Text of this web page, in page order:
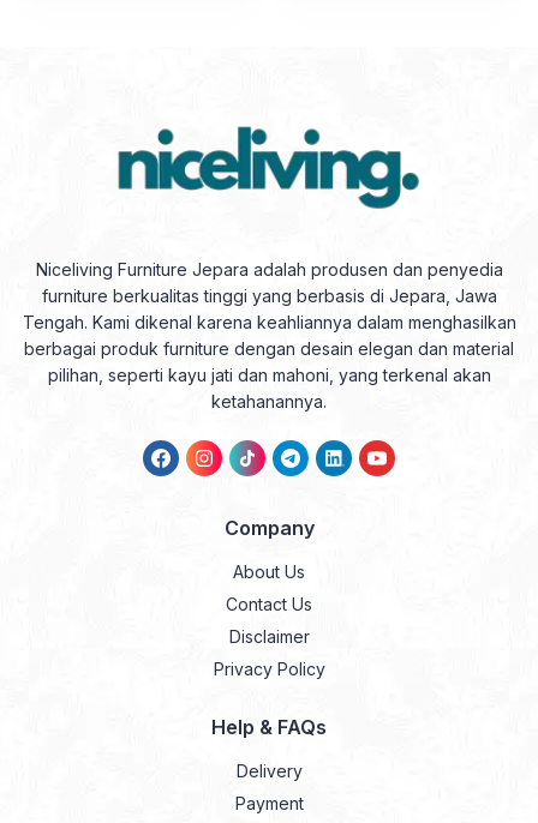
Niceliving Furniture Jepara adalah produsen dan penyedia
furniture berkualitas tinggi yang berbasis di Jepara, Jawa
Tengah. Kami dikenal karena keahliannya dalam menghasilkan
berbagai produk furniture dengan desain elegan dan material
pilihan, seperti kayu jati dan mahoni, yang terkenal akan
ketahanannya.
Company
About Us
Contact Us
Disclaimer
Privacy Policy
Help & FAQs
Delivery
Payment